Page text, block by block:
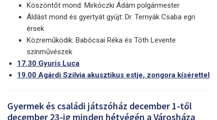
Köszöntőt mond: Mirkóczki Ádám polgármester
Áldást mond és gyertyát gyújt: Dr. Ternyák Csaba egri
érsek
Közreműködik: Babócsai Réka és Tóth Levente
színművészek
17.30 Gyuris Luca
19.00 Agárdi Szilvia akusztikus estje, zongora kísérettel
Gyermek és családi játszóház december 1-től
december 23-ig minden hétvégén a Városháza